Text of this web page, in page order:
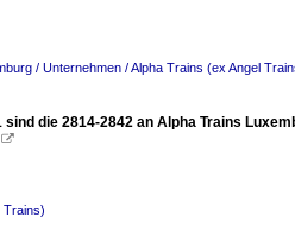
/ Unternehmen / Alpha Trains (ex Angel
die 2814-2842 an Alpha Trains

Trains)